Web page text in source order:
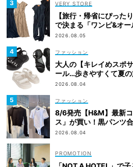
VERY STORE
【旅行・帰省にぴった
で決まる「ワンピ&オ
2026.08.05
ファッション
大人の【キレイめスポ
ール…歩きやすくて夏の
2026.08.04
ファッション
8/6発売【H&M】最新
ス」が買い！黒パンツ
2026.08.04